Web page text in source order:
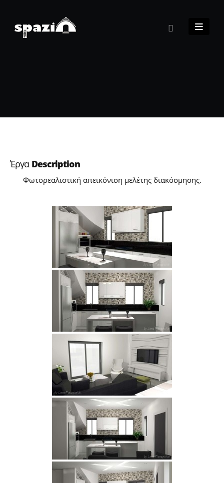
Έργα Description
Φωτορεαλιστική απεικόνιση μελέτης διακόσμησης.